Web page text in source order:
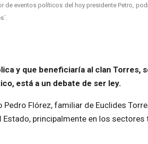
de eventos políticos del hoy presidente Petro,
y que beneficiaría al clan Torres,
está a un debate de ser ley.
Flórez, familiar de Euclides
principalmente en los sectores